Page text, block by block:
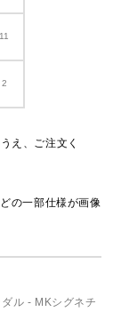
11
2
え、ご注文く
の一部仕様が画像
ル - MKシグネチ